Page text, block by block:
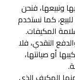
ونبيعها، فنحن
كما نستخدم
المكيفات.
النقدي، فلا
أو صيانتها،